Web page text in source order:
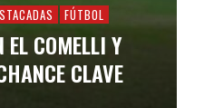
FÚTBOL
EL COMELLI Y
CLAVE